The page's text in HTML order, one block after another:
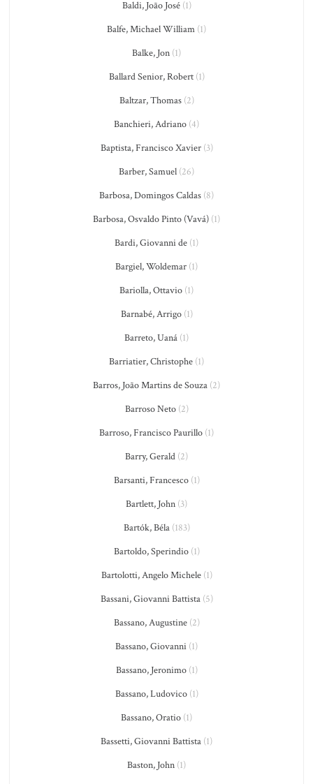
Baldi, João José(1)
Balfe, Michael William (1)
Balke, Jon (1)
Ballard Senior, Robert(1)
Baltzar, Thomas(2)
Banchieri, Adriano (4)
Baptista, Francisco Xavier(3)
Barber, Samuel (26)
Barbosa, Domingos Caldas (8)
Barbosa, Osvaldo Pinto (Vavá) (1)
Bardi, Giovanni de (1)
Bargiel, Woldemar (1)
Bariolla, Ottavio (1)
Barnabé, Arrigo(1)
Barreto, Uaná (1)
Barriatier, Christophe (1)
Barros, João Martins de Souza (2)
Barroso Neto(2)
Barroso, Francisco Paurillo (1)
Barry, Gerald (2)
Barsanti, Francesco(1)
Bartlett, John (3)
Bartók, Béla(183)
Bartoldo, Sperindio(1)
Bartolotti, Angelo Michele(1)
Bassani, Giovanni Battista(5)
Bassano, Augustine(2)
Bassano, Giovanni (1)
Bassano, Jeronimo(1)
Bassano, Ludovico(1)
Bassano, Oratio (1)
Bassetti, Giovanni Battista (1)
Baston, John (1)